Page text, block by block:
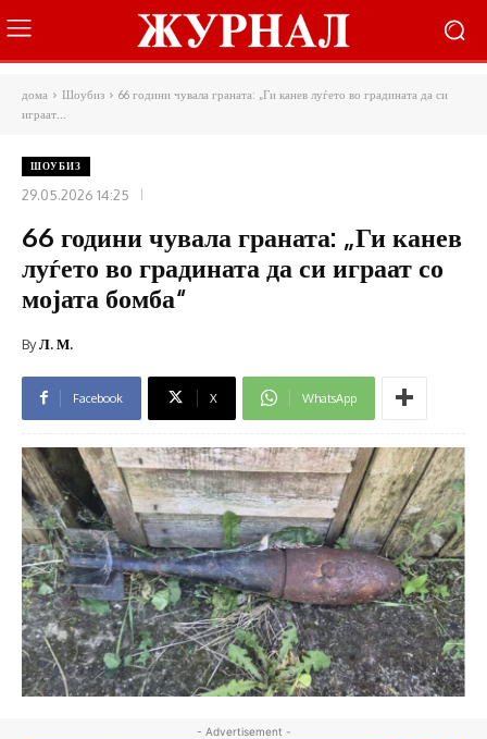
дома Шоубиз
66 години чувала граната: „Ги канев луѓето во градината да си
играат...
ШОУБИЗ
29.05.2026 14:25
66 години чувала граната: „Ги канев
луѓето во градината да си играат со
мојата бомба“
ByЛ. М.
Facebook X WhatsApp
- Advertisement -